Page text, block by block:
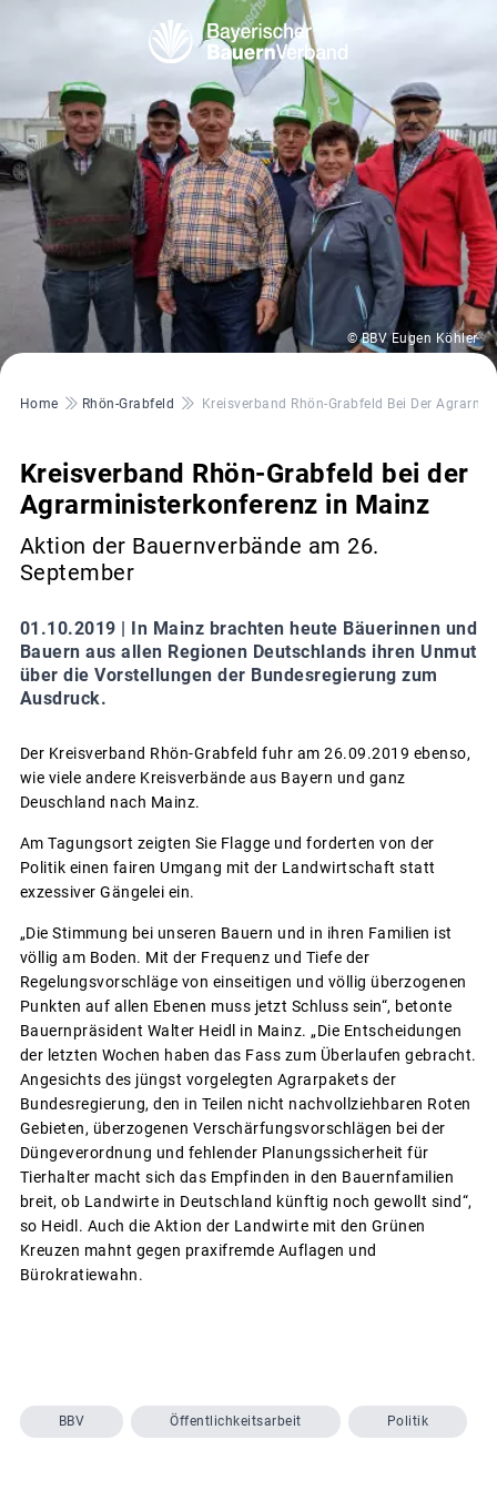
© BBV Eugen Köhler
Pfadnavigation
Home Rhön-Grabfeld Kreisverband Rhön-Grabfeld Bei Der
Kreisverband Rhön-Grabfeld bei der
Agrarministerkonferenz in Mainz
Aktion der Bauernverbände am 26.
September
01.10.2019 | In Mainz brachten heute Bäuerinnen und
Bauern aus allen Regionen Deutschlands ihren Unmut
über die Vorstellungen der Bundesregierung zum
Ausdruck.
Der Kreisverband Rhön-Grabfeld fuhr am 26.09.2019 ebenso,
wie viele andere Kreisverbände aus Bayern und ganz
Deuschland nach Mainz.
Am Tagungsort zeigten Sie Flagge und forderten von der
Politik einen fairen Umgang mit der Landwirtschaft statt
exzessiver Gängelei ein.
„Die Stimmung bei unseren Bauern und in ihren Familien ist
völlig am Boden. Mit der Frequenz und Tiefe der
Regelungsvorschläge von einseitigen und völlig überzogenen
Punkten auf allen Ebenen muss jetzt Schluss sein“, betonte
Bauernpräsident Walter Heidl in Mainz. „Die Entscheidungen
der letzten Wochen haben das Fass zum Überlaufen gebracht.
Angesichts des jüngst vorgelegten Agrarpakets der
Bundesregierung, den in Teilen nicht nachvollziehbaren Roten
Gebieten, überzogenen Verschärfungsvorschlägen bei der
Düngeverordnung und fehlender Planungssicherheit für
Tierhalter macht sich das Empfinden in den Bauernfamilien
breit, ob Landwirte in Deutschland künftig noch gewollt sind“,
so Heidl. Auch die Aktion der Landwirte mit den Grünen
Kreuzen mahnt gegen praxifremde Auflagen und
Bürokratiewahn.
BBV Öffentlichkeitsarbeit Politik